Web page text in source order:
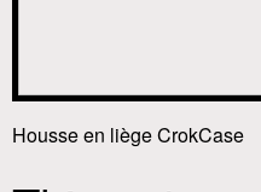
Housse en liège CrokCase